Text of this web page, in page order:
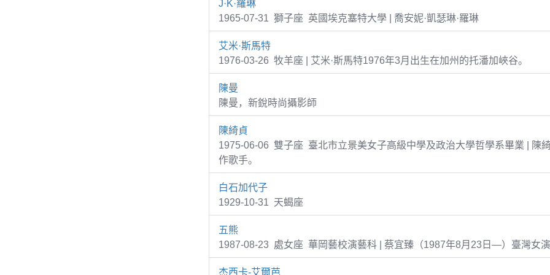
J·K·羅琳
1965-07-31 獅子座 英國埃克塞特大學 | 喬安妮·凱瑟琳·羅琳
艾米·斯馬特
1976-03-26 牧羊座 | 艾米·斯馬特1976年3月出生在加州的托潘加峽谷。
陳曼
陳曼，新銳時尚攝影師
陳綺貞
1975-06-06 雙子座 臺北市立景美女子高級中學及政治大學哲學系畢業 | 陳
作歌手。
白石加代子
1929-10-31 天蝎座
五熊
1987-08-23 處女座 華岡藝校演藝科 | 蔡宜臻（1987年8月23日—）臺灣女
杰西卡-艾爾芭